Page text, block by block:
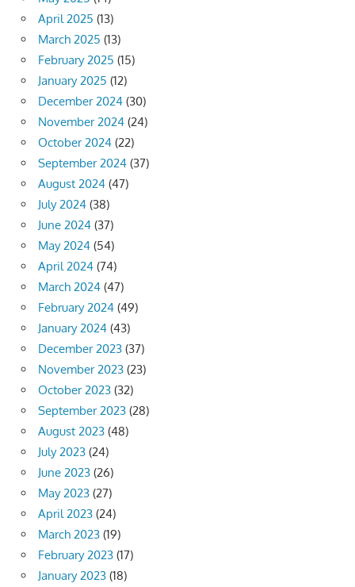
April 2025 (13)
March 2025 (13)
February 2025 (15)
January 2025 (12)
December 2024 (30)
November 2024 (24)
October 2024 (22)
September 2024 (37)
August 2024 (47)
July 2024 (38)
June 2024 (37)
May 2024 (54)
April 2024 (74)
March 2024 (47)
February 2024 (49)
January 2024 (43)
December 2023 (37)
November 2023 (23)
October 2023 (32)
September 2023 (28)
August 2023 (48)
July 2023 (24)
June 2023 (26)
May 2023 (27)
April 2023 (24)
March 2023 (19)
February 2023 (17)
January 2023 (18)